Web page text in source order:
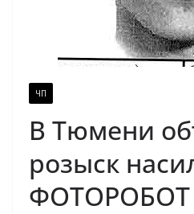
ЧП
В Тюмени
розыск
ФОТОРОБОТ